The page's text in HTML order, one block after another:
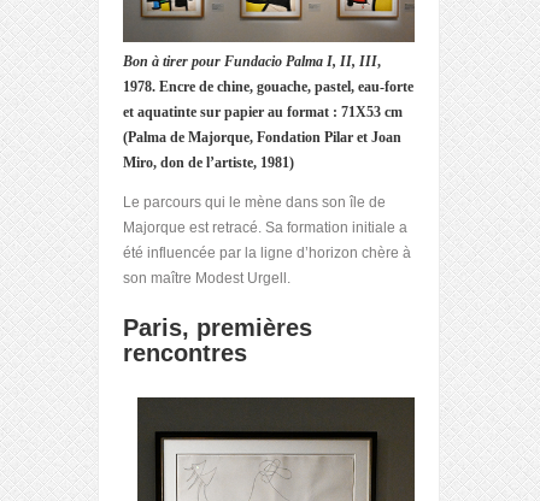
Bon à tirer pour Fundacio Palma I, II, III,
1978. Encre de chine, gouache, pastel, eau-forte
et aquatinte sur papier au format : 71X53 cm
(Palma de Majorque, Fondation Pilar et Joan
Miro, don de l’artiste, 1981)
Le parcours qui le mène dans son île de
Majorque est retracé. Sa formation initiale a
été influencée par la ligne d’horizon chère à
son maître Modest Urgell.
Paris, premières
rencontres